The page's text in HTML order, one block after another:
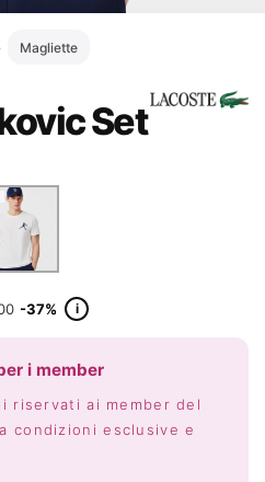
Magliette
Set
-37% i
i member
riservati ai member del
condizioni esclusive e